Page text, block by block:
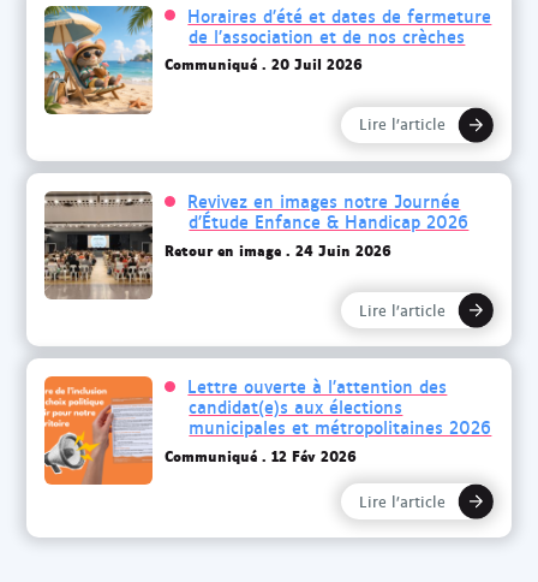
Horaires d’été et dates de fermeture
de l’association et de nos crèches
Communiqué 20 Juil 2026
Lire l’article
Revivez en images notre Journée
d’Étude Enfance & Handicap 2026
Retour en image 24 Juin 2026
Lire l’article
Lettre ouverte à l’attention des
candidat(e)s aux élections
municipales et métropolitaines 2026
Communiqué 12 Fév 2026
Lire l’article